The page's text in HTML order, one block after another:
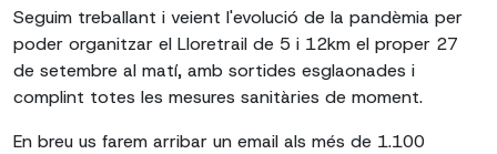
Seguim treballant i veient l'evolució de la pandèmia per
poder organitzar el Lloretrail de 5 i 12km el proper 27
de setembre al matí, amb sortides esglaonades i
complint totes les mesures sanitàries de moment.
En breu us farem arribar un email als més de 1.100